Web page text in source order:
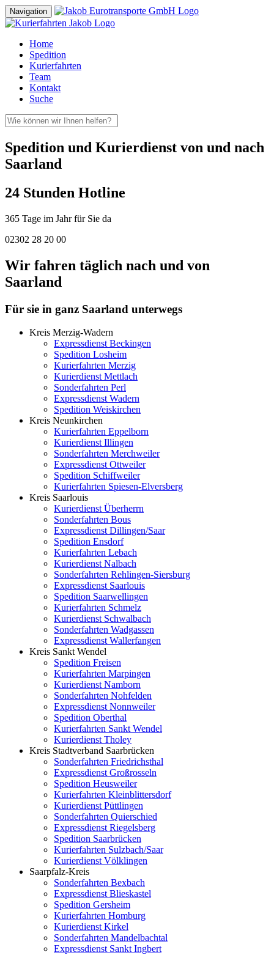
Navigation
Home
Spedition
Kurierfahrten
Team
Kontakt
Suche
Spedition und Kurierdienst von und nach
Saarland
24 Stunden Hotline
365 Tage im Jahr für Sie da
02302 28 20 00
Wir fahren täglich nach und von
Saarland
Für sie in ganz Saarland unterwegs
Kreis Merzig-Wadern
Expressdienst Beckingen
Spedition Losheim
Kurierfahrten Merzig
Kurierdienst Mettlach
Sonderfahrten Perl
Expressdienst Wadern
Spedition Weiskirchen
Kreis Neunkirchen
Kurierfahrten Eppelborn
Kurierdienst Illingen
Sonderfahrten Merchweiler
Expressdienst Ottweiler
Spedition Schiffweiler
Kurierfahrten Spiesen-Elversberg
Kreis Saarlouis
Kurierdienst Überherrn
Sonderfahrten Bous
Expressdienst Dillingen/Saar
Spedition Ensdorf
Kurierfahrten Lebach
Kurierdienst Nalbach
Sonderfahrten Rehlingen-Siersburg
Expressdienst Saarlouis
Spedition Saarwellingen
Kurierfahrten Schmelz
Kurierdienst Schwalbach
Sonderfahrten Wadgassen
Expressdienst Wallerfangen
Kreis Sankt Wendel
Spedition Freisen
Kurierfahrten Marpingen
Kurierdienst Namborn
Sonderfahrten Nohfelden
Expressdienst Nonnweiler
Spedition Oberthal
Kurierfahrten Sankt Wendel
Kurierdienst Tholey
Kreis Stadtverband Saarbrücken
Sonderfahrten Friedrichsthal
Expressdienst Großrosseln
Spedition Heusweiler
Kurierfahrten Kleinblittersdorf
Kurierdienst Püttlingen
Sonderfahrten Quierschied
Expressdienst Riegelsberg
Spedition Saarbrücken
Kurierfahrten Sulzbach/Saar
Kurierdienst Völklingen
Saarpfalz-Kreis
Sonderfahrten Bexbach
Expressdienst Blieskastel
Spedition Gersheim
Kurierfahrten Homburg
Kurierdienst Kirkel
Sonderfahrten Mandelbachtal
Expressdienst Sankt Ingbert